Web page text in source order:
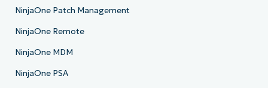
NinjaOne Patch Management
NinjaOne Remote
NinjaOne MDM
NinjaOne PSA